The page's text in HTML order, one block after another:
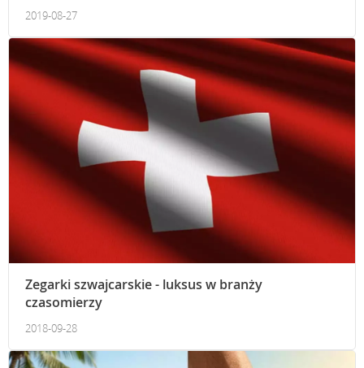
2019-08-27
Zegarki szwajcarskie - luksus w branży
czasomierzy
2018-09-28